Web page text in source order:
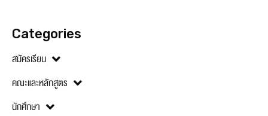
Categories
สมัครเรียน
คณะและหลักสูตร
นักศึกษา